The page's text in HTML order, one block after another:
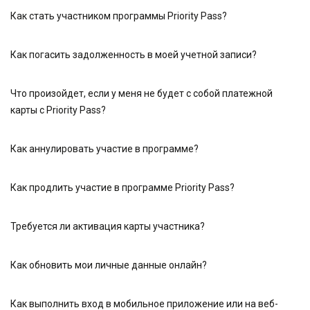
Как стать участником программы Priority Pass?
Как погасить задолженность в моей учетной записи?
Что произойдет, если у меня не будет с собой платежной
карты с Priority Pass?
Как аннулировать участие в программе?
Как продлить участие в программе Priority Pass?
Требуется ли активация карты участника?
Как обновить мои личные данные онлайн?
Как выполнить вход в мобильное приложение или на веб-